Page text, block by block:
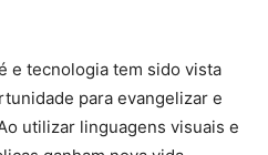
e tecnologia tem sido vista
para evangelizar e
utilizar linguagens visuais e